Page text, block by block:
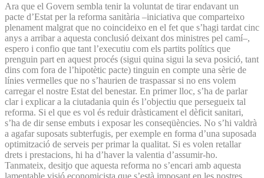
Ara que el Govern sembla tenir la voluntat de tirar endavant un
pacte d’Estat per la reforma sanitària –iniciativa que comparteixo
plenament malgrat que no coincideixo en el fet que s’hagi tardat cinc
anys a arribar a aquesta conclusió deixant dos ministres pel camí–,
espero i confio que tant l’executiu com els partits polítics que
prenguin part en aquest procés (sigui quina sigui la seva posició, tant
dins com fora de l’hipotètic pacte) tinguin en compte una sèrie de
línies vermelles que no s’haurien de traspassar si no ens volem
carregar el nostre Estat del benestar. En primer lloc, s’ha de parlar
clar i explicar a la ciutadania quin és l’objectiu que persegueix tal
reforma. Si el que es vol és reduir dràsticament el dèficit sanitari,
s’ha de dir sense embuts i exposar les conseqüències. No s’hi valdrà
a agafar suposats subterfugis, per exemple en forma d’una suposada
optimització de serveis per primar la qualitat. Si es volen retallar
drets i prestacions, hi ha d’haver la valentia d’assumir-ho.
Tanmateix, desitjo que aquesta reforma no s’encari amb aquesta
lamentable visió economicista que s’està imposant en les nostres